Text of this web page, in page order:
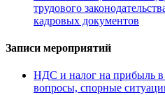
трудового
кадровых документов
Записи мероприятий
НДС и налог на прибыль в
вопросы, спорные